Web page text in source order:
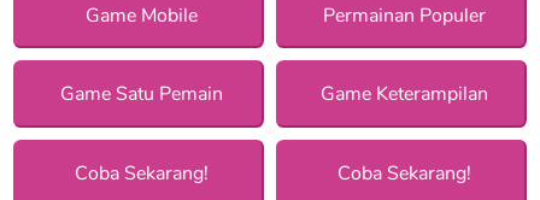
Game Mobile Permainan Populer
Game Satu Pemain Game Keterampilan
Coba Sekarang! Coba Sekarang!